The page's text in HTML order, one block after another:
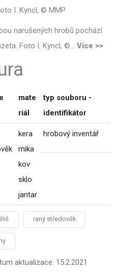
I. Kyncl, © MMP.
narušených hrobů pochází
Foto I. Kyncl, ©… Více >>
mate
riál
typ souboru -
identifikátor
kera
mika
kov
sklo
jantar
hrobový inventář
raný středověk
aktualizace: 15.2.2021